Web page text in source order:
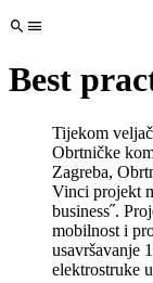
Best
Tijekom
Obrtničke
Zagreba,
Vinci projekt
business˝.
mobilnost i
usavršavanje
elektrostruke